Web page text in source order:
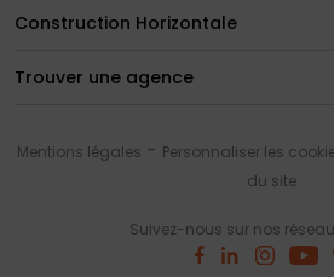
Construction Horizontale
Trouver une agence
Suivez-nous sur nos
Mentions légales Personnaliser les
du site